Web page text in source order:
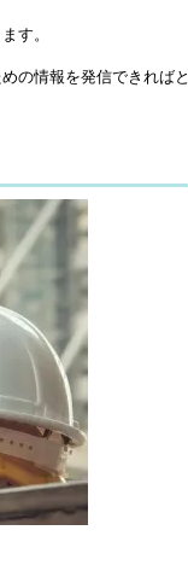
す。
の情報を発信できればと